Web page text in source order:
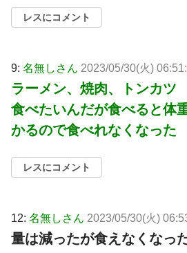
レスにコメント
9: 名無しさん 2023/05/30(火)
ラーメン、焼肉、トンカツ
食べたいんだが食べると体
かるので食べれなくなった
レスにコメント
12: 名無しさん 2023/05/30(火)
量は減ったが食えなくなっ